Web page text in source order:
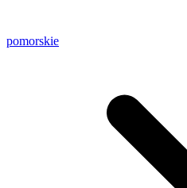
pomorskie